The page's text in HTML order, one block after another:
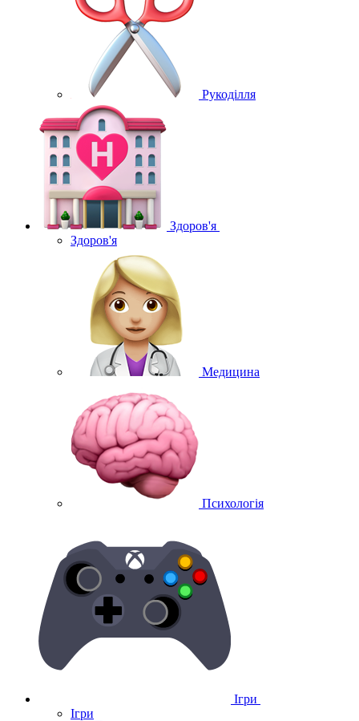
Рукоділля
Здоров'я
Здоров'я
Медицина
Психологія
Ігри
Ігри